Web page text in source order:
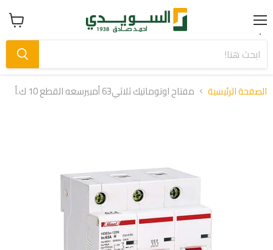
Menu عرض
سلة
الصفحة الرئيسية مفتاح اوتوماتيك ثلاثي63 أمبيرسعه القطع 10 ك.أ